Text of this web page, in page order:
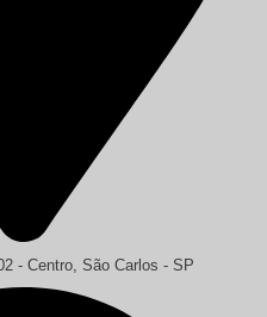
- Centro, São Carlos - SP